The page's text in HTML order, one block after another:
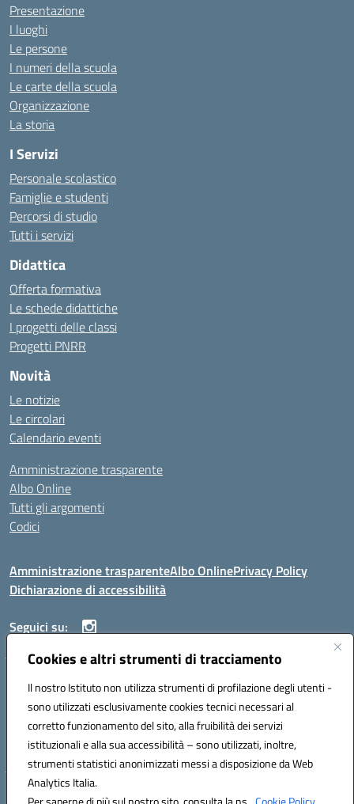
Cookies e altri strumenti di tracciamento
Il nostro Istituto non utilizza strumenti di profilazione degli utenti -
sono utilizzati esclusivamente cookies tecnici necessari al
corretto funzionamento del sito, alla fruibilità dei servizi
istituzionali e alla sua accessibilità – sono utilizzati, inoltre,
strumenti statistici anonimizzati messi a disposizione da Web
Analytics Italia.
Presentazione
I luoghi
Le persone
I numeri della scuola
Le carte della scuola
Organizzazione
La storia
I Servizi
Personale scolastico
Famiglie e studenti
Percorsi di studio
Tutti i servizi
Didattica
Offerta formativa
Le schede didattiche
I progetti delle classi
Progetti PNRR
Novità
Le notizie
Le circolari
Calendario eventi
Amministrazione trasparente
Albo Online
Tutti gli argomenti
Codici
Amministrazione trasparenteAlbo OnlinePrivacy Policy
Dichiarazione di accessibilità
Seguici su:
ISTITUTO ISTRUZIONE SUPERIORE ANGELO ROTH
Codice fiscale: 80004310902 Codice meccanografico: SSIS019006
Telefono: 079951627
Mail: SSIS019006@istruzione.it PEC: SSIS019006@pec.istruzione.it
Hosting & Powered by 3D Solution S.r.l.